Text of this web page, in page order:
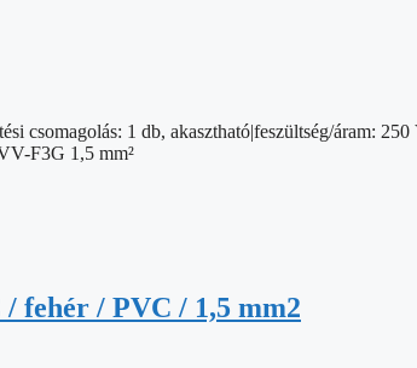
csomagolás: 1 db, akasztható|feszültség/áram:
F3G 1,5 mm²
fehér / PVC / 1,5 mm2